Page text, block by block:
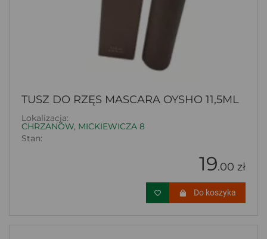
TUSZ DO RZĘS MASCARA OYSHO 11,5ML
Lokalizacja:
CHRZANÓW, MICKIEWICZA 8
Stan:
19.00 zł
Do koszyka